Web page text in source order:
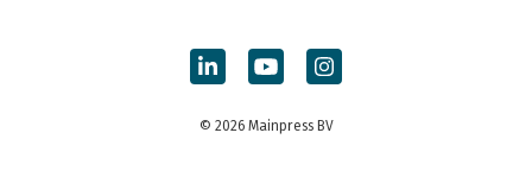
© 2026 Mainpress BV